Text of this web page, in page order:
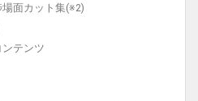
場面カット集(※2)
ンテンツ